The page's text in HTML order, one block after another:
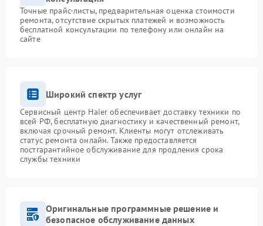
Точные прайс-листы, предварительная оценка стоимости
ремонта, отсутствие скрытых платежей и возможность
бесплатной консультации по телефону или онлайн на
сайте
Широкий спектр услуг
Сервисный центр Haier обеспечивает доставку техники по
всей РФ, бесплатную диагностику и качественный ремонт,
включая срочный ремонт. Клиенты могут отслеживать
статус ремонта онлайн. Также предоставляется
постгарантийное обслуживание для продления срока
службы техники
Оригинальные программные решение и
безопасное обслуживание данных